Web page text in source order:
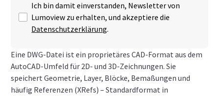
Eine DWG‑Datei ist ein proprietäres CAD‑Format aus dem
AutoCAD-Umfeld für 2D‑ und 3D‑Zeichnungen. Sie
speichert Geometrie, Layer, Blöcke, Bemaßungen und
häufig Referenzen (XRefs) – Standardformat in
Ich bin damit einverstanden, Newsletter von
Lumoview zu erhalten, und akzeptiere die
Datenschutzerklärung.